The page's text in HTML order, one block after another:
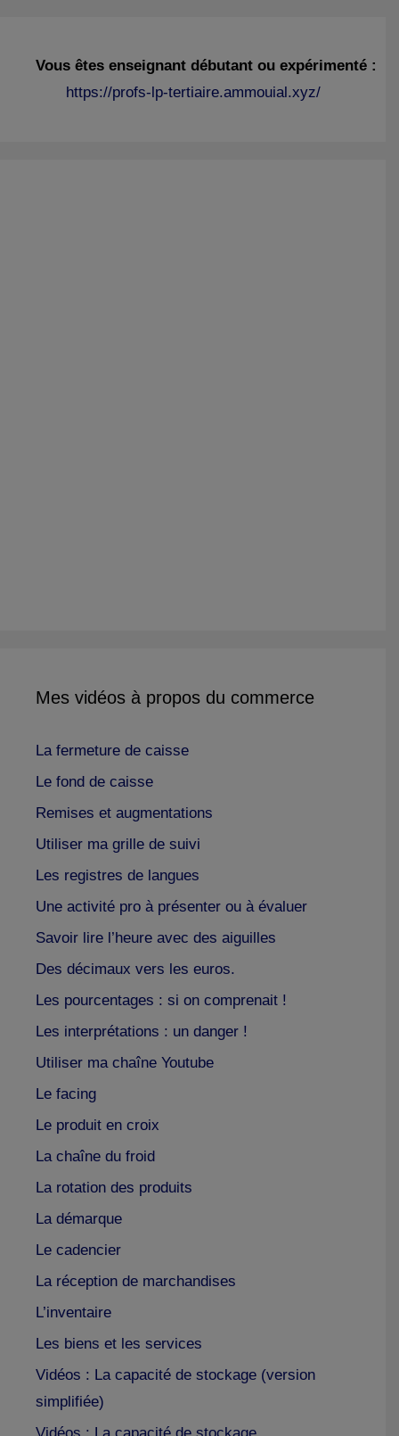
Vous êtes enseignant débutant ou expérimenté :
https://profs-lp-tertiaire.ammouial.xyz/
Mes vidéos à propos du commerce
La fermeture de caisse
Le fond de caisse
Remises et augmentations
Utiliser ma grille de suivi
Les registres de langues
Une activité pro à présenter ou à évaluer
Savoir lire l’heure avec des aiguilles
Des décimaux vers les euros.
Les pourcentages : si on comprenait !
Les interprétations : un danger !
Utiliser ma chaîne Youtube
Le facing
Le produit en croix
La chaîne du froid
La rotation des produits
La démarque
Le cadencier
La réception de marchandises
L’inventaire
Les biens et les services
Vidéos : La capacité de stockage (version
simplifiée)